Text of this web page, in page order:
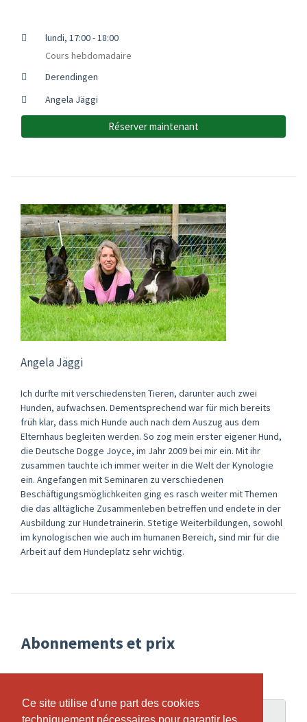
Ce site utilise d'une part des cookies
Ce site utilise d'une part des cookies
lundi, 17:00 - 18:00
Cours hebdomadaire
Derendingen
Angela Jäggi
Réserver maintenant
Angela Jäggi
Ich durfte mit verschiedensten Tieren, darunter auch zwei
Hunden, aufwachsen. Dementsprechend war für mich bereits
früh klar, dass mich Hunde auch nach dem Auszug aus dem
Elternhaus begleiten werden. So zog mein erster eigener Hund,
die Deutsche Dogge Joyce, im Jahr 2009 bei mir ein. Mit ihr
zusammen tauchte ich immer weiter in die Welt der Kynologie
ein. Angefangen mit Seminaren zu verschiedenen
Beschäftigungsmöglichkeiten ging es rasch weiter mit Themen
die das alltägliche Zusammenleben betreffen und endete in der
Ausbildung zur Hundetrainerin. Stetige Weiterbildungen, sowohl
im kynologischen wie auch im humanen Bereich, sind mir für die
Arbeit auf dem Hundeplatz sehr wichtig.
Abonnements et prix
Durée